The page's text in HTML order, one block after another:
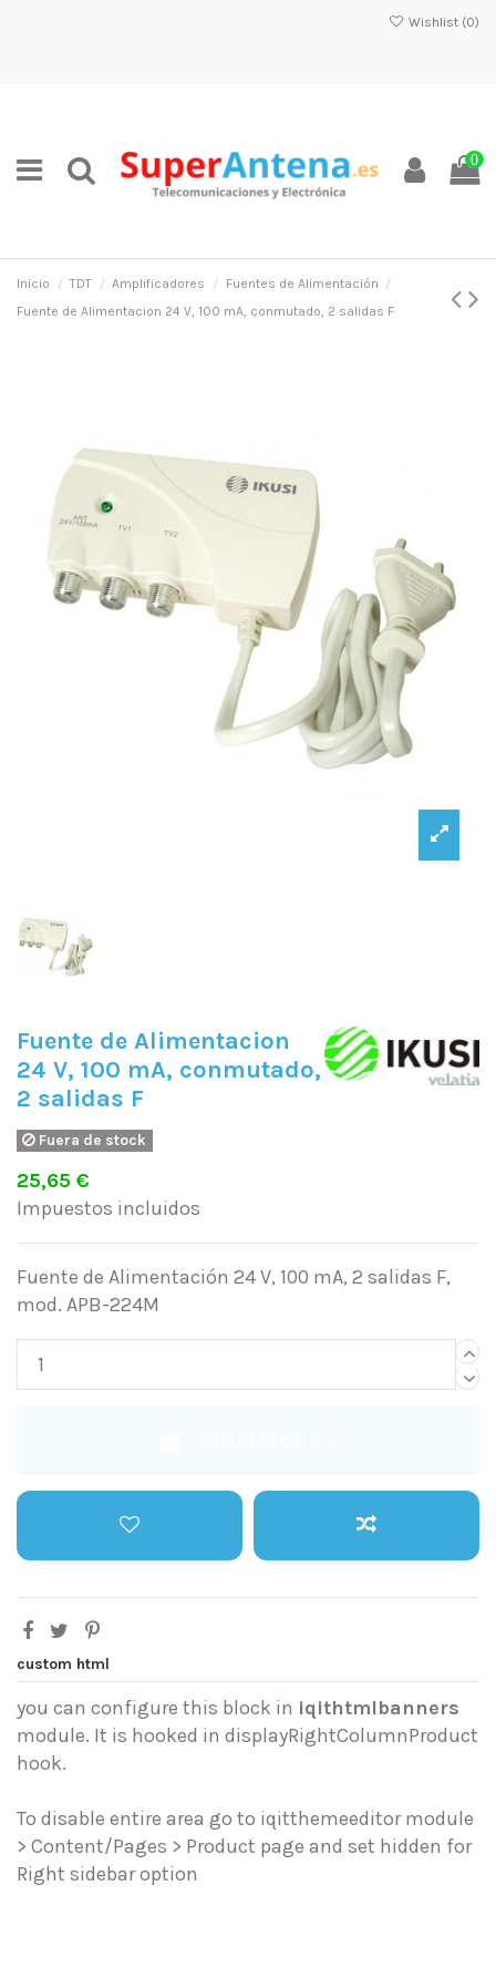
Wishlist (0)
0
Inicio TDT Amplificadores
Fuentes de Alimentación
Fuente de Alimentacion 24 V, 100 mA, conmutado, 2 salidas F
Fuente de Alimentacion
24 V, 100 mA, conmutado,
2 salidas F
Fuera de stock
25,65 €
Impuestos incluidos
Fuente de Alimentación 24 V, 100 mA, 2 salidas F,
mod. APB-224M
custom html
you can configure this block in iqithtmlbanners
module. It is hooked in displayRightColumnProduct
hook.
To disable entire area go to iqitthemeeditor module
> Content/Pages > Product page and set hidden for
Right sidebar option